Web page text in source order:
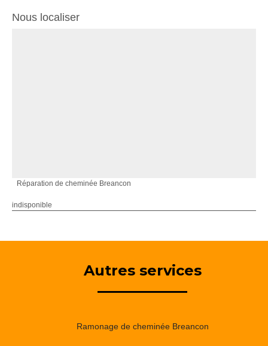
Nous localiser
Réparation de cheminée Breancon
indisponible
Autres services
Ramonage de cheminée Breancon